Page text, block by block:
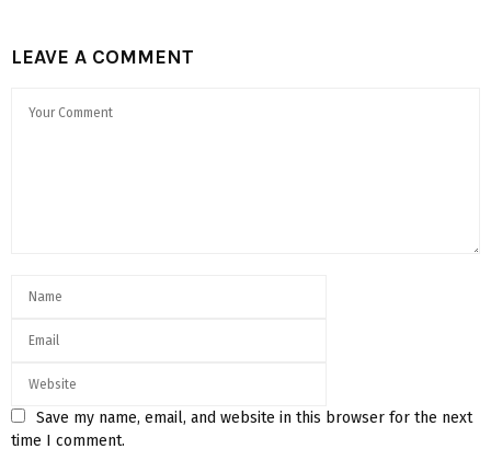
LEAVE A COMMENT
Save my name, email, and website in this browser for the next
time I comment.